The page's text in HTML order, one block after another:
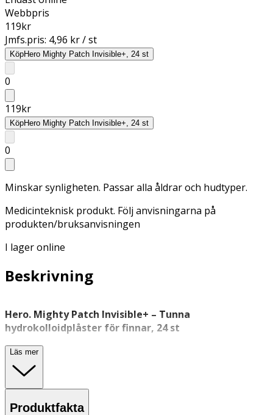
Webbpris
119kr
Jmfs.pris: 4,96 kr / st
KöpHero Mighty Patch Invisible+, 24 st
0
119kr
KöpHero Mighty Patch Invisible+, 24 st
0
Minskar synligheten. Passar alla åldrar och hudtyper.
Medicinteknisk produkt. Följ anvisningarna på
produkten/bruksanvisningen
I lager online
Beskrivning
Hero. Mighty Patch Invisible+ – Tunna
hydrokolloidplåster för finnar, 24 st
Hero. Mighty Patch Invisible+ är tunna, diskreta plåster
för
punktbehandling av finnar
medicinsk hydrokolloid som absorberar överskottsvätska
och skyddar huden mot yttre påverkan. Den nästintill
osynliga designen gör dem lämpliga att använda under
Läs mer
Produktfakta